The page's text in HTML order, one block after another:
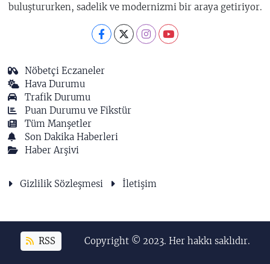
buluştururken, sadelik ve modernizmi bir araya getiriyor.
Nöbetçi Eczaneler
Hava Durumu
Trafik Durumu
Puan Durumu ve Fikstür
Tüm Manşetler
Son Dakika Haberleri
Haber Arşivi
Gizlilik Sözleşmesi İletişim
RSS Copyright © 2023. Her hakkı saklıdır.